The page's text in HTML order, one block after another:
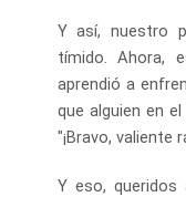
Y así, nuestro
tímido. Ahora,
aprendió a
que alguien en
"¡Bravo, valiente
Y eso,